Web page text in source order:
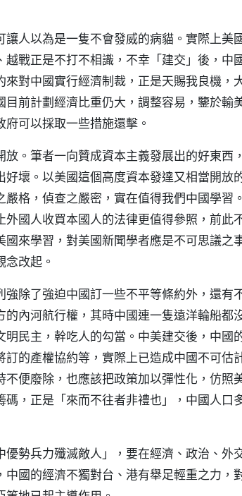
人以為是一隻不會發威的病貓。實際上美
戰正是不打不相識，不幸「建交」後，中
對中國實行經濟制裁，正是天賜我良機，
前計劃經濟比重仍大，調整容易，鑒於輸
可以採取一些措施還擊。
。筆者一向贊成資本主義發展出的好東西
壞。以美國這個高度資本發達又相當開放
格，偵查之嚴密，實在值得我們中國學習
國人收買本國人的法律更值得參照，前此
來學習，對美國新聞學者應是不可思議之
改起。
除了強迫中國訂一些不平等條約外，還有
內河航行權，其時中國連一隻遠洋輪船都
民主，幹吃人的勾當。中美建交後，中國
的產權協約等，實際上已造成中國不可估
便廢除，也應該把政策加以彈性化，仿照
，正是「來而不往者非禮也」，中國人口
勢兵力殲滅敵人」，要在經濟、政治、外
國的經濟不獨對台、港有舉足輕重之力，